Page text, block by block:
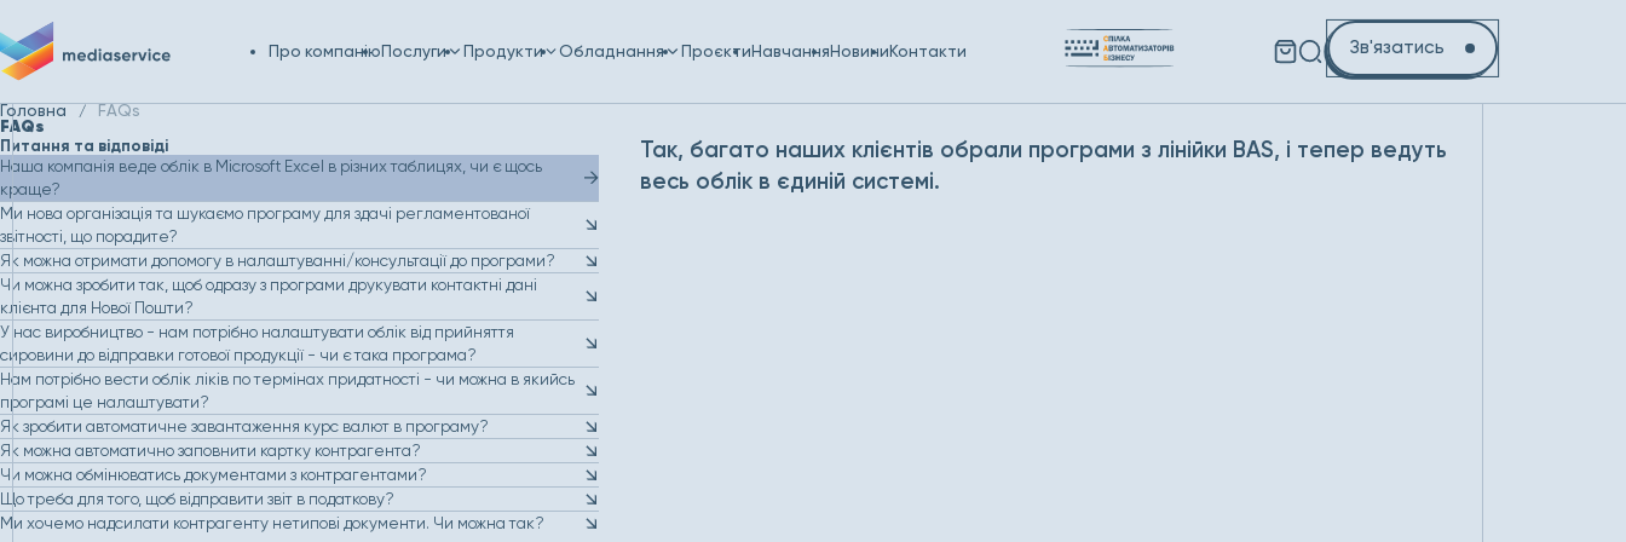
Про компаніюПослуги Продукти Обладнання ПроєктиНавчанняНовиниКонтакти Зв'язатись
Головна FAQs
FAQs
Питання та відповіді
Наша компанія веде облік в Microsoft Excel в різних таблицях, чи є щось
краще?
Ми нова організація та шукаємо програму для здачі регламентованої
звітності, що порадите?
Як можна отримати допомогу в налаштуванні/консультації до програми?
Чи можна зробити так, щоб одразу з програми друкувати контактні дані
клієнта для Нової Пошти?
У нас виробництво - нам потрібно налаштувати облік від прийняття
сировини до відправки готової продукції - чи є така програма?
Нам потрібно вести облік ліків по термінах придатності - чи можна в якийсь
програмі це налаштувати?
Як зробити автоматичне завантаження курс валют в програму?
Як можна автоматично заповнити картку контрагента?
Чи можна обмінюватись документами з контрагентами?
Що треба для того, щоб відправити звіт в податкову?
Ми хочемо надсилати контрагенту нетипові документи. Чи можна так?
Так, багато наших клієнтів обрали програми з лінійки BAS, і тепер ведуть
весь облік в єдиній системі.